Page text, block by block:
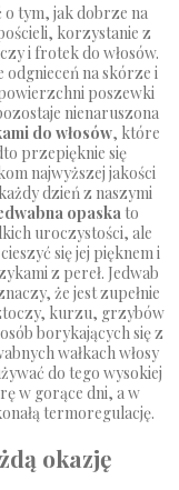
o tym, jak dobrze na
korzystanie z
i frotek do włosów.
na skórze i
poszewki
nienaruszona
do włosów, które
przepięknie się
najwyższej jakości
dzień z naszymi
opaska to
uroczystości, ale
się jej pięknem i
z pereł. Jedwab
że jest zupełnie
kurzu, grzybów
borykających się z
wałkach włosy
do tego wysokiej
w gorące dni, a w
termoregulację.
okazję